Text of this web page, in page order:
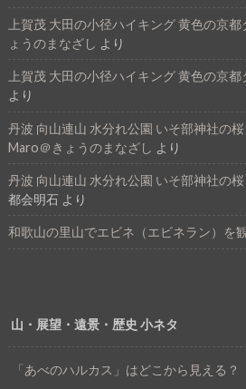
上賀茂 大田の小径ハイキング 黄色の京
ょうのまなざし より
上賀茂 大田の小径ハイキング 黄色の京
より
丹波 向山連山 水分れ公園 いそ部神社の
Maro＠きょうのまなざし より
丹波 向山連山 水分れ公園 いそ部神社の
都会明石より
和歌山の里山でエビネ（エビネラン）を
山・展望・遠景・歴史 小ネタ
「あべのハルカス」はどこから見える？